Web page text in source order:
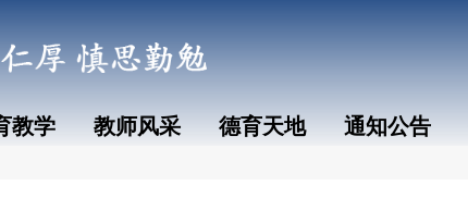
教学 教师风采 德育天地 通知公告